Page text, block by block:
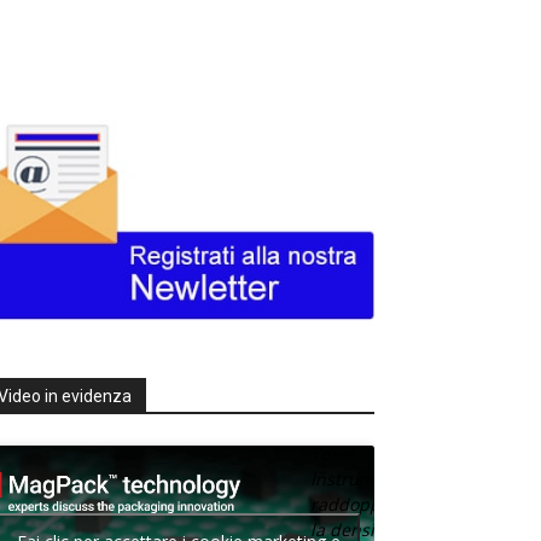
in evidenza
Texas
raddoppia
la densità